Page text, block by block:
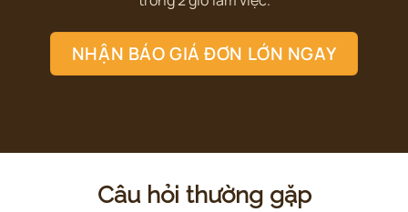
NHẬN BÁO GIÁ ĐƠN LỚN NGAY
Câu hỏi thường gặp